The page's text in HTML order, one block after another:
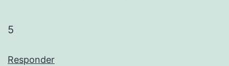
5
Responder